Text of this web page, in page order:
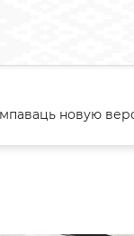
новую